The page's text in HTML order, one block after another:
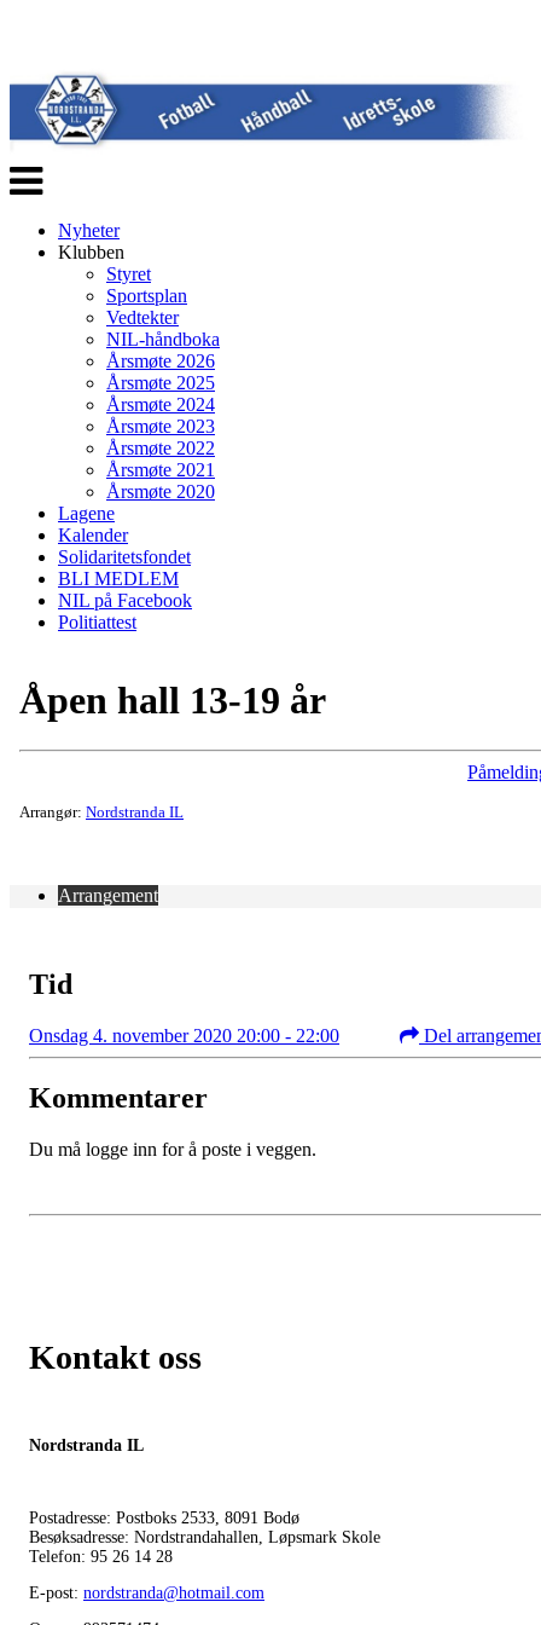
Veksle
navigasjon
Nyheter
Klubben
Styret
Sportsplan
Vedtekter
NIL-håndboka
Årsmøte 2026
Årsmøte 2025
Årsmøte 2024
Årsmøte 2023
Årsmøte 2022
Årsmøte 2021
Årsmøte 2020
Lagene
Kalender
Solidaritetsfondet
BLI MEDLEM
NIL på Facebook
Politiattest
Åpen hall 13-19 år
Arrangør: Nordstranda IL
Arrangement
Tid
Onsdag 4. november 2020 20:00 - 22:00 Del
Kommentarer
Du må logge inn for å poste i veggen.
Kontakt oss
Nordstranda IL
Postadresse: Postboks 2533, 8091 Bodø
Besøksadresse: Nordstrandahallen, Løpsmark Skole
Telefon: 95 26 14 28
E-post: nordstranda@hotmail.com